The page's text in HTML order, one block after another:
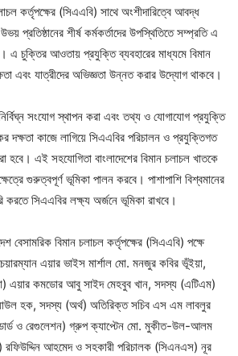
কর্তৃপক্ষের (সিএএবি) সাথে অংশীদারিত্বে আবদ্ধ
প্রতিষ্ঠানের শীর্ষ কর্মকর্তাদের উপস্থিতিতে সম্প্রতি এ
এ চুক্তির আওতায় প্রযুক্তি ব্যবহারের মাধ্যমে বিমান
এবং যাত্রীদের অভিজ্ঞতা উন্নত করার উদ্যোগ থাকবে।
সংযোগ স্থাপন করা এবং তথ্য ও যোগাযোগ প্রযুক্তি
দক্ষতা কাজে লাগিয়ে সিএএবির পরিচালন ও প্রযুক্তিগত
হবে। এই সহযোগিতা বাংলাদেশের বিমান চলাচল খাতকে
গুরুত্বপূর্ণ ভূমিকা পালন করবে। পাশাপাশি বিশ্বমানের
করতে সিএএবির লক্ষ্য অর্জনে ভূমিকা রাখবে।
বেসামরিক বিমান চলাচল কর্তৃপক্ষের (সিএএবি) পক্ষে
এয়ার ভাইস মার্শাল মো. মনজুর কবির ভূঁইয়া,
এয়ার কমডোর আবু সাইদ মেহবুব খান, সদস্য (এটিএম)
হক, সদস্য (অর্থ) অতিরিক্ত সচিব এস এম লাবলুর
ও রেগুলেশন) গ্রুপ ক্যাপ্টেন মো. মুকীত-উল-আলম
আহমেদ ও সহকারী পরিচালক (সিএনএস) নূর